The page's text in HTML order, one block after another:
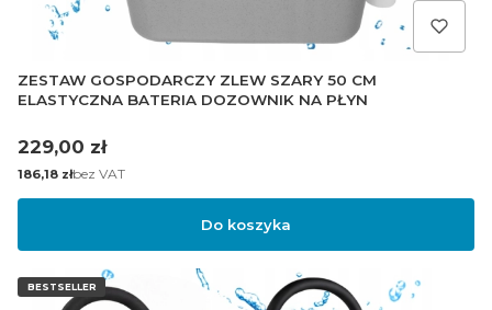
ZESTAW GOSPODARCZY ZLEW SZARY 50 CM
ELASTYCZNA BATERIA DOZOWNIK NA PŁYN
Cena
229,00 zł
Cena
186,18 złbez VAT
Do koszyka
BESTSELLER